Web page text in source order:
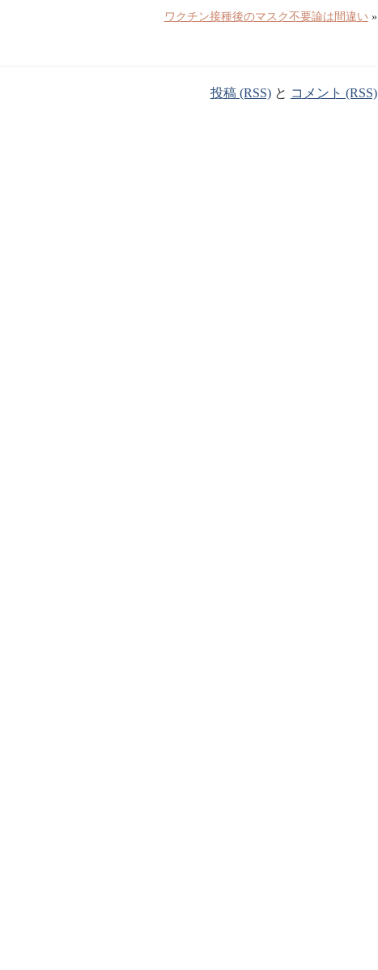
ワクチン接種後のマスク不要論は間違い »
投稿 (RSS)と コメント (RSS)